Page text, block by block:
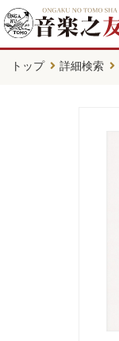
トップ 詳細検索